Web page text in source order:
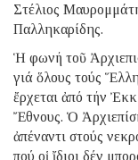
Στέλιος
Παλληκαρίδης.
Ἡ φωνή τοῦ
γιά ὅλους τούς
ἔρχεται ἀπό τήν
Ἔθνους. Ὁ
ἀπέναντι στούς
πού οἱ ἴδιοι δέν